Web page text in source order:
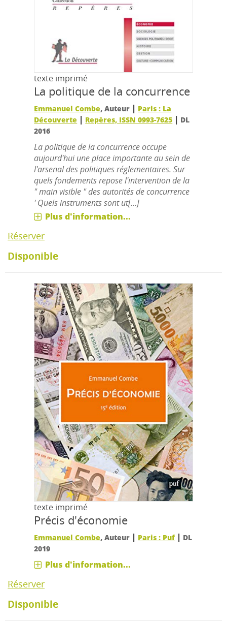
texte imprimé
La politique de la concurrence
Emmanuel Combe, Auteur | Paris : La
Découverte | Repères, ISSN 0993-7625 | DL
2016
La politique de la concurrence occupe
aujourd'hui une place importante au sein de
l'arsenal des politiques réglementaires. Sur
quels fondements repose l'intervention de la
" main visible " des autorités de concurrence
' Quels instruments sont ut[...]
Plus d'information...
Réserver
Disponible
texte imprimé
Précis d'économie
Emmanuel Combe, Auteur | Paris : Puf | DL
2019
Plus d'information...
Réserver
Disponible